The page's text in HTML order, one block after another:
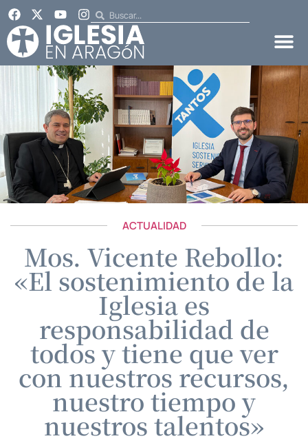
ACTUALIDAD
Mos. Vicente Rebollo:
«El sostenimiento de la
Iglesia es
responsabilidad de
todos y tiene que ver
con nuestros recursos,
nuestro tiempo y
nuestros talentos»